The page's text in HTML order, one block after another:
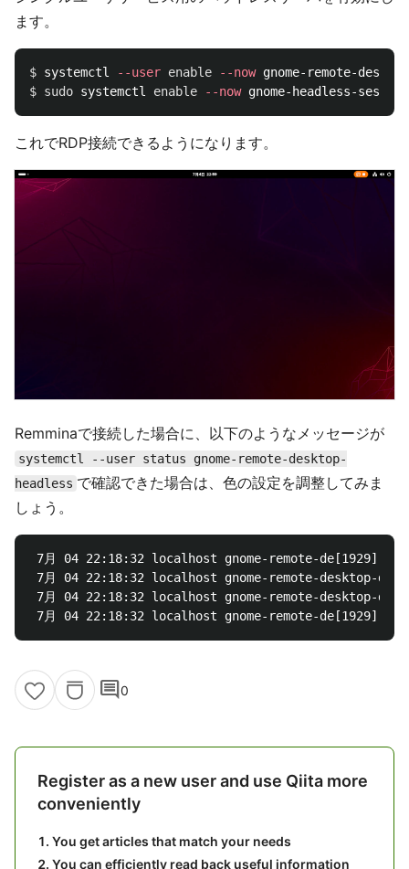
ます。
$ systemctl --user enable
--now
$ sudo systemctl enable --now
これでRDP接続できるようになります。
Remminaで接続した場合に、以下のようなメッセージが
systemctl --user status gnome-remote-desktop-
headless で確認できた場合は、色の設定を調整してみま
しょう。
7月 04 22:18:32 localhost gnome-remote-de[1929]:
7月 04 22:18:32 localhost gnome-remote-desktop-
7月 04 22:18:32 localhost gnome-remote-desktop-
7月 04 22:18:32 localhost gnome-remote-de[1929]:
comment0
Register as a new user and use Qiita more
conveniently
You get articles that match your needs
You can efficiently read back useful information